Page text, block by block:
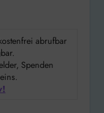
abrufbar
Spenden